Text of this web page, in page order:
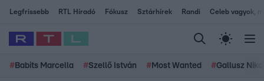
Legfrissebb RTL Híradó Fókusz Sztárhírek Randi Celeb vagyok,
# Babits Marcella #Szellő István # Most Wanted #Gallusz